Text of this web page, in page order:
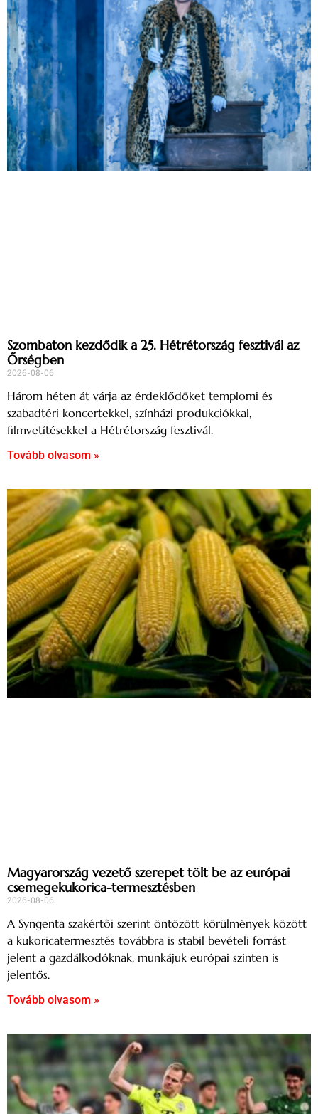
Szombaton kezdődik a 25. Hétrétország fesztivál az
Őrségben
2026-08-06
Három héten át várja az érdeklődőket templomi és
szabadtéri koncertekkel, színházi produkciókkal,
filmvetítésekkel a Hétrétország fesztivál.
Tovább olvasom »
Magyarország vezető szerepet tölt be az európai
csemegekukorica-termesztésben
2026-08-06
A Syngenta szakértői szerint öntözött körülmények között
a kukoricatermesztés továbbra is stabil bevételi forrást
jelent a gazdálkodóknak, munkájuk európai szinten is
jelentős.
Tovább olvasom »